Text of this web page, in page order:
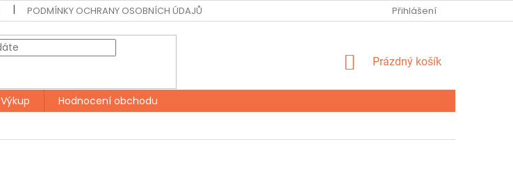
PODMÍNKY OCHRANY OSOBNÍCH ÚDAJŮ FORMULÁŘ ODSTOUPENÍ OD SMLOUVY FORMULÁŘ
Přihlášení
NÁKUPNÍ
Prázdný košík
Výkup
Hodnocení obchodu